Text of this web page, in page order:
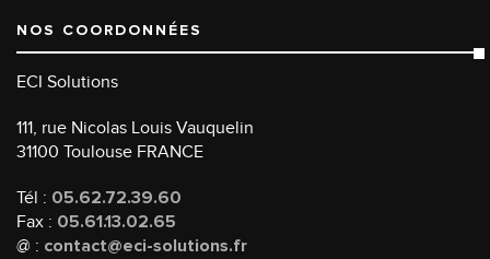
NOS COORDONNÉES
ECI Solutions
111, rue Nicolas Louis Vauquelin
31100 Toulouse FRANCE
Tél : 05.62.72.39.60
Fax : 05.61.13.02.65
@ : contact@eci-solutions.fr